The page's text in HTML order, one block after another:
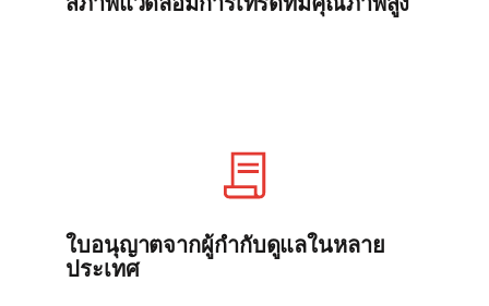
ใบอนุญาตจากผู้กำกับดูแลในหลาย
ประเทศ